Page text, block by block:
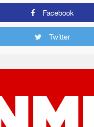
Facebook
Twitter